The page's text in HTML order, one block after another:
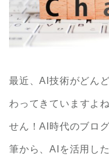
最近、AI技術がどん
わってきていますよ
せん！AI時代のブロ
筆から、AIを活用し